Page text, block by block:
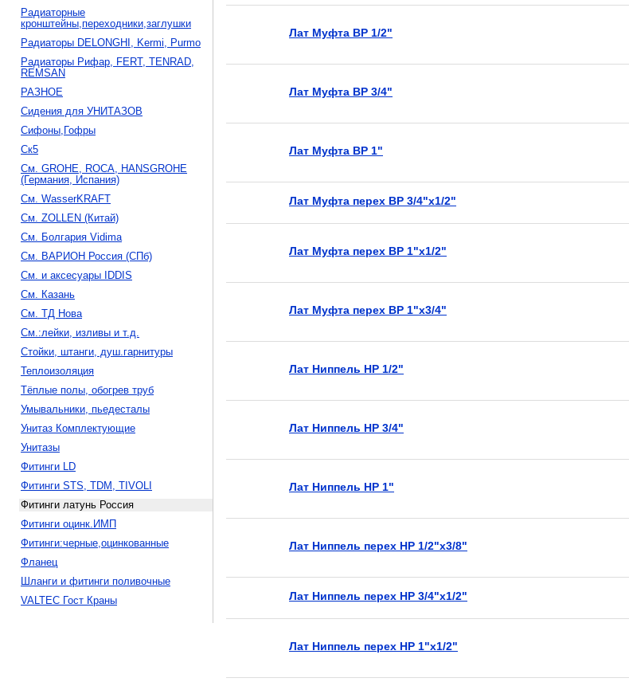
Радиаторные
кронштейны,переходники,заглушки
Радиаторы DELONGHI, Kermi, Purmo
Радиаторы Рифар, FERT, TENRAD,
REMSAN
РАЗНОЕ
Сидения для УНИТАЗОВ
Сифоны,Гофры
Ск5
См. GROHE, ROCA, HANSGROHE
(Германия, Испания)
См. WasserKRAFT
См. ZOLLEN (Китай)
См. Болгария Vidima
См. ВАРИОН Россия (СПб)
См. и аксесуары IDDIS
См. Казань
См. ТД Нова
См.:лейки, изливы и т.д.
Стойки, штанги, душ.гарнитуры
Теплоизоляция
Тёплые полы, обогрев труб
Умывальники, пьедесталы
Унитаз Комплектующие
Унитазы
Фитинги LD
Фитинги STS, TDM, TIVOLI
Фитинги латунь Россия
Фитинги оцинк.ИМП
Фитинги:черные,оцинкованные
Фланец
Шланги и фитинги поливочные
VALTEC Гост Краны
Лат Муфта ВР 1/2"
Лат Муфта ВР 3/4"
Лат Муфта ВР 1"
Лат Муфта перех ВР 3/4"х1/2"
Лат Муфта перех ВР 1"х1/2"
Лат Муфта перех ВР 1"х3/4"
Лат Ниппель НР 1/2"
Лат Ниппель НР 3/4"
Лат Ниппель НР 1"
Лат Ниппель перех НР 1/2"х3/8"
Лат Ниппель перех НР 3/4"х1/2"
Лат Ниппель перех НР 1"х1/2"